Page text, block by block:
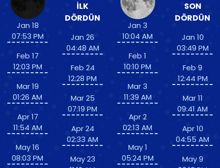
Jan 18
07:53 PM
Feb 17
12:03 PM
Mar 19
01:26 AM
Apr 17
11:54 AM
May 16
08:03 PM
İLK
DÖRDÜN
Jan 26
04:48 AM
Feb 24
12:28 PM
Mar 25
07:19 PM
Apr 24
02:33 AM
May 23
Jan 3
10:04 AM
Feb 1
10:10 PM
Mar 3
11:39 AM
Apr 2
02:13 AM
May 1
05:24 PM
SON
DÖRDÜN
Jan 10
03:49 PM
Feb 9
12:44 PM
Mar 11
09:41 AM
Apr 10
04:55 AM
May 9